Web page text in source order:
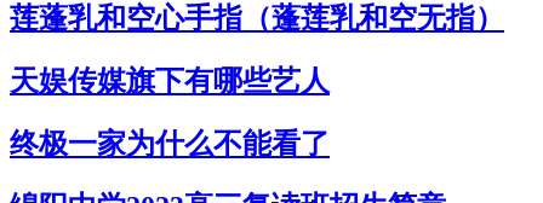
莲蓬乳和空心手指（蓬莲乳和空无指）
天娱传媒旗下有哪些艺人
终极一家为什么不能看了